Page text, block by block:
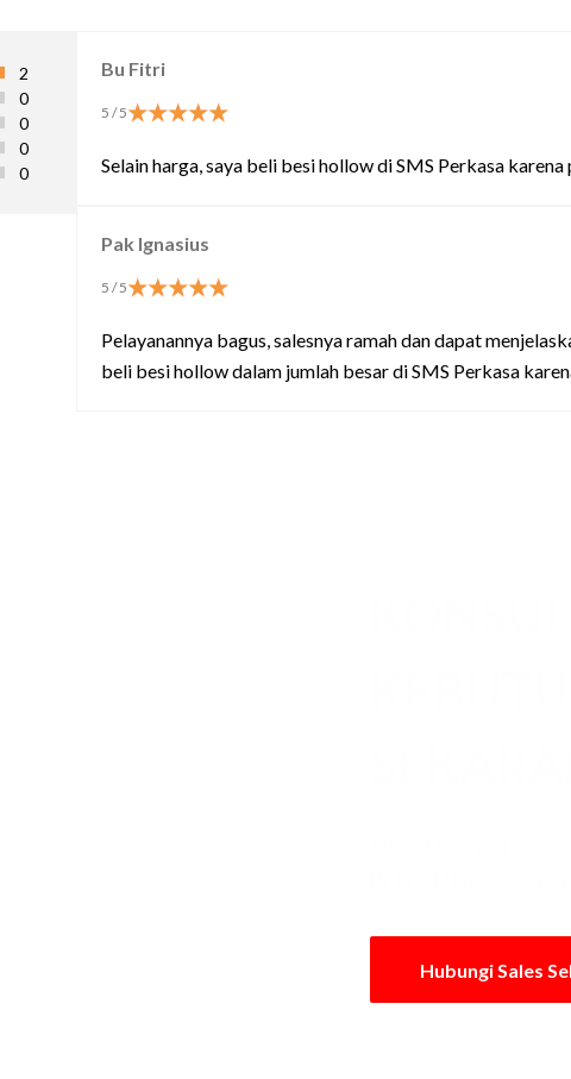
2
0
0
0
0
Bu Fitri
5 / 5
Selain harga, saya beli besi hollow di SMS Perkasa
Pak Ignasius
5 / 5
Pelayanannya bagus, salesnya ramah dan dapat
beli besi hollow dalam jumlah besar di SMS Perkasa
Hubungi Sales